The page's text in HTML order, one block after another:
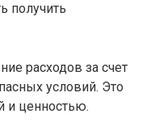
получить
расходов за счет
условий. Это
и ценностью.